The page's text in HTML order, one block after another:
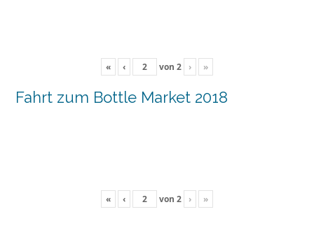
« ‹ von 2 › »
Fahrt zum Bottle Market 2018
« ‹ von 2 › »